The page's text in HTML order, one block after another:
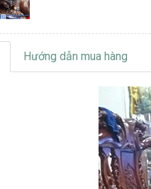
Hướng dẫn mua hàng